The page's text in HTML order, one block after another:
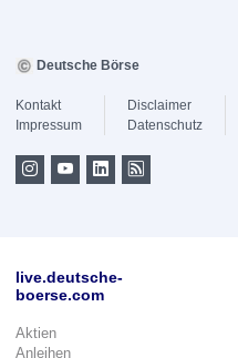
Deutsche Börse
Kontakt
Impressum
Disclaimer
Datenschutz
live.deutsche-
boerse.com
Aktien
Anleihen